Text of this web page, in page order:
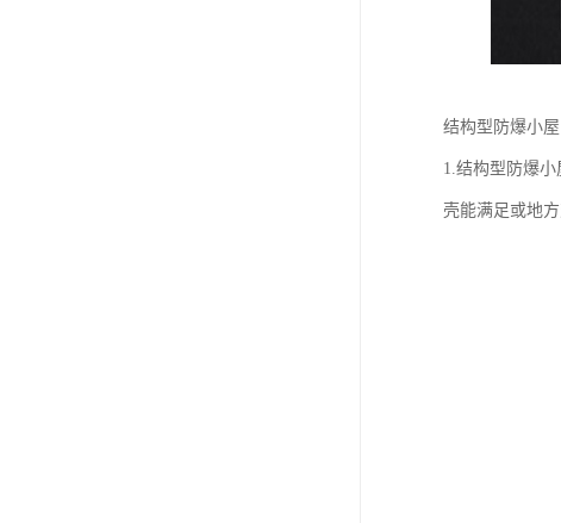
结构型防爆小屋
1.结构型防爆
壳能满足或地